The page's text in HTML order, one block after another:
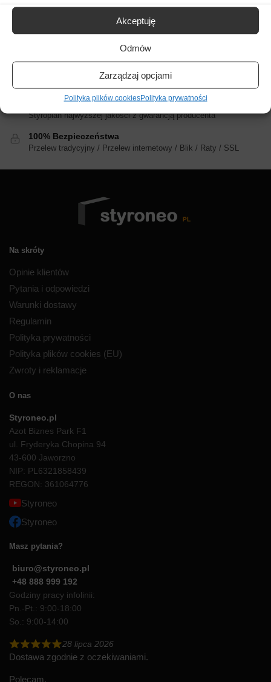
Akceptuję
Odmów
Zarządzaj opcjami
Polityka plików cookiesPolityka prywatności
Transport w cenie lub za dopłatą do mniejszych zamówień
Styropian prosto z fabryki pod indywidualne zamówienie klienta
100% Pewności
Styropian najwyższej jakości z gwarancją producenta
100% Bezpieczeństwa
Przelew tradycyjny / Przelew internetowy / Blik / Raty / SSL
Na skróty
Opinie klientów
Pytania i odpowiedzi
Warunki dostawy
Regulamin
Polityka prywatności
Polityka plików cookies (EU)
Zwroty i reklamacje
O nas
Styroneo.pl
Azot Biznes Park F1
ul. Fryderyka Chopina 94
43-600 Jaworzno
NIP: PL6321858439
REGON: 361064776
Styroneo
Styroneo
Masz pytania?
biuro@styroneo.pl
+48 888 999 192
Godziny pracy infolinii:
Pn.-Pt.: 9:00-18:00
So.: 9:00-14:00
28 lipca 2026
Dostawa zgodnie z oczekiwaniami.
Polecam.